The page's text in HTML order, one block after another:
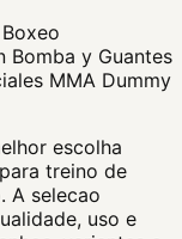
Bomba y Guantes
MMA Dummy
escolha
treino de
A selecao
uso e